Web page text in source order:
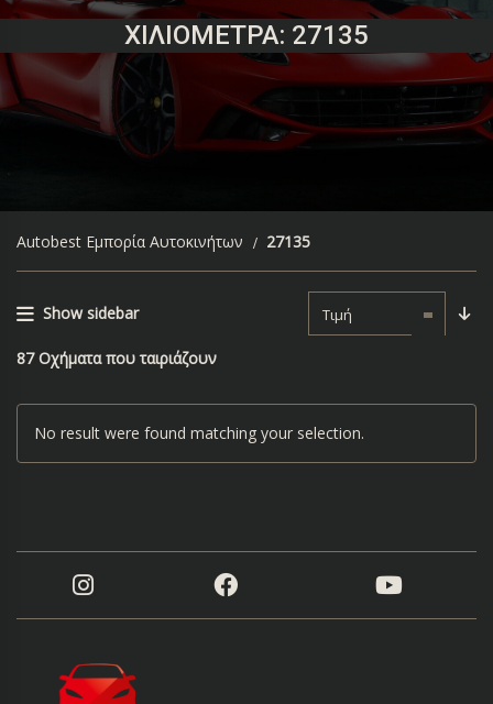
ΧΙΛΙΌΜΕΤΡΑ: 27135
Autobest Εμπορία Αυτοκινήτων 27135
Show sidebar Τιμή
87 Οχήματα που ταιριάζουν
No result were found matching your selection.